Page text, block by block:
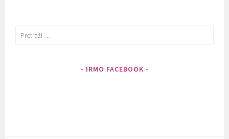
Pretraži:
IRMO FACEBOOK